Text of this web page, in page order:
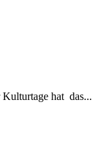
hat das...